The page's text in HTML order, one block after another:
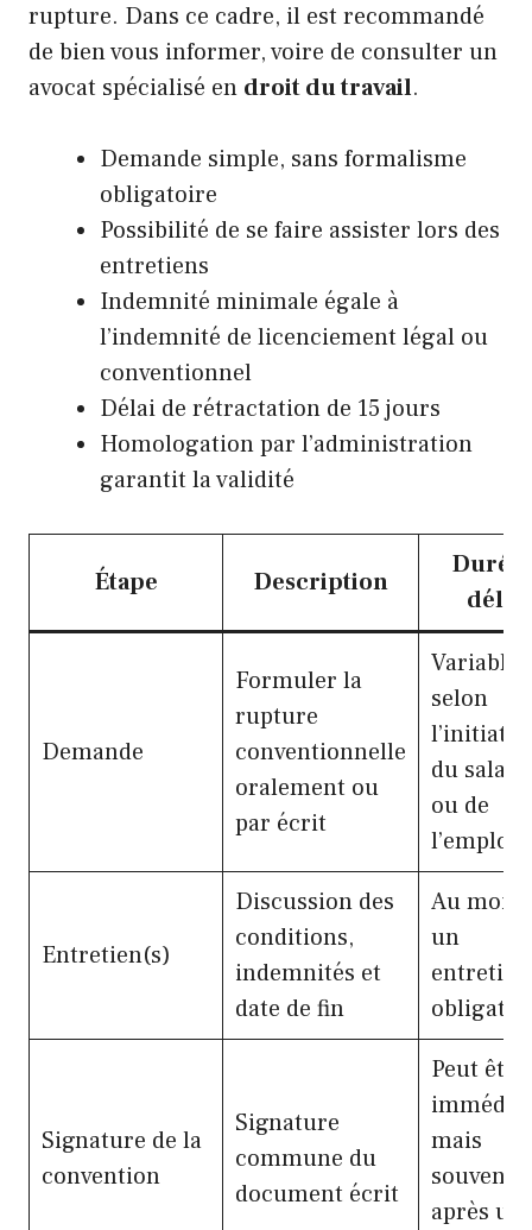
rupture. Dans ce cadre, il est recommandé
de bien vous informer, voire de consulter un
avocat spécialisé en droit du travail.
Demande simple, sans formalisme
obligatoire
Possibilité de se faire assister lors des
entretiens
Indemnité minimale égale à
l’indemnité de licenciement légal ou
conventionnel
Délai de rétractation de 15 jours
Homologation par l’administration
garantit la validité
Étape Description
Durée
délai
Demande
Formuler la
rupture
conventionnelle
oralement ou
par écrit
Variable
selon
du
ou de
Entretien(s)
Discussion des
conditions,
indemnités et
date de fin
Au moins
un
entretien
Signature de la
convention
Signature
commune du
document écrit
Peut être
mais
souvent
après